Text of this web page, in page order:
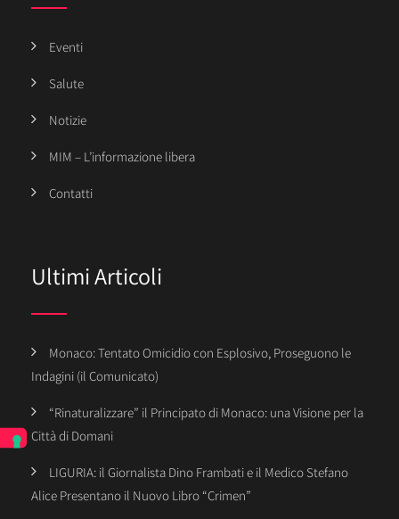
Eventi
Salute
Notizie
MIM – L’informazione libera
Contatti
Ultimi Articoli
Monaco: Tentato Omicidio con Esplosivo, Proseguono le
Indagini (il Comunicato)
“Rinaturalizzare” il Principato di Monaco: una Visione per la
Città di Domani
LIGURIA: il Giornalista Dino Frambati e il Medico Stefano
Alice Presentano il Nuovo Libro “Crimen”